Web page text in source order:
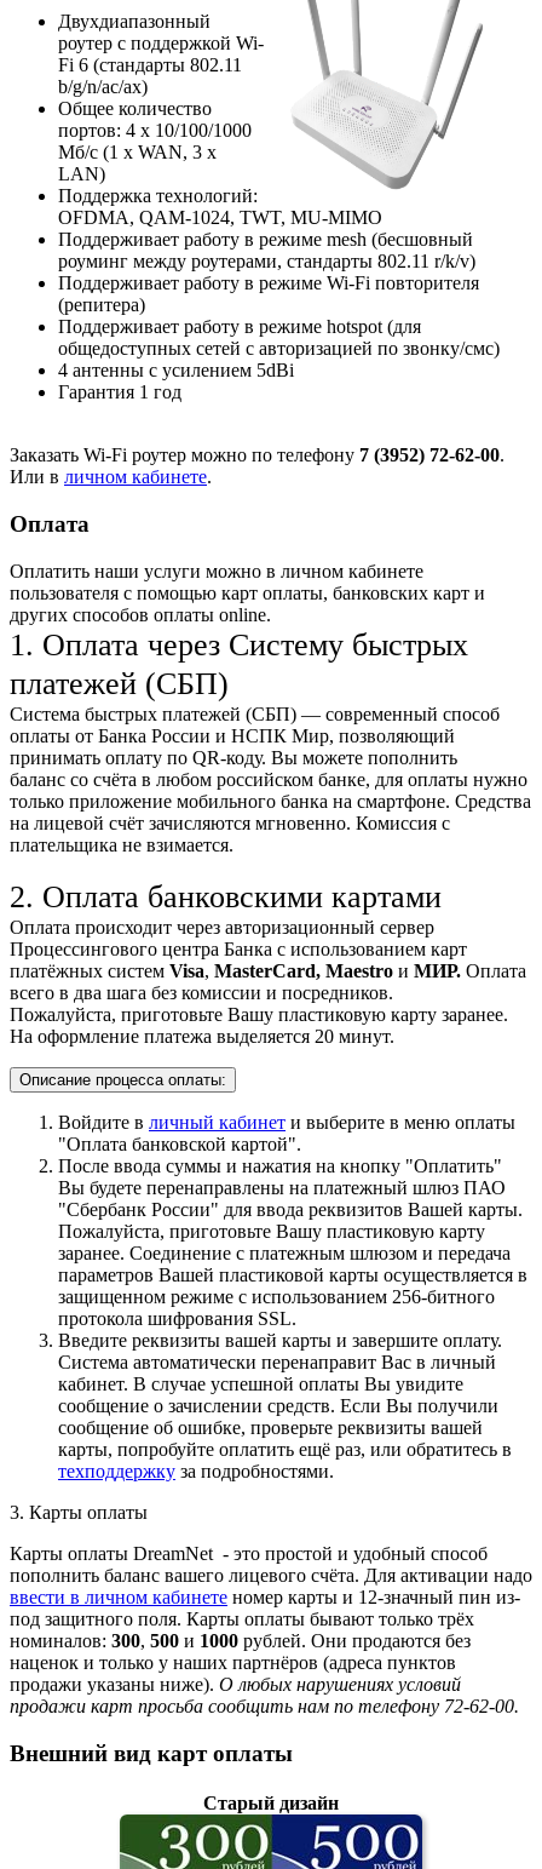
Двухдиапазонный
роутер с поддержкой Wi-
Fi 6 (стандарты 802.11
b/g/n/ac/ax)
Общее количество
портов: 4 х 10/100/1000
Мб/с (1 x WAN, 3 x
LAN)
Поддержка технологий:
OFDMA, QAM-1024, TWT, MU-MIMO
Поддерживает работу в режиме mesh (бесшовный
роуминг между роутерами, стандарты 802.11 r/k/v)
Поддерживает работу в режиме Wi-Fi повторителя
(репитера)
Поддерживает работу в режиме hotspot (для
общедоступных сетей с авторизацией по звонку/смс)
4 антенны с усилением 5dBi
Гарантия 1 год
Заказать Wi-Fi роутер можно по телефону 7 (3952) 72-62-00.
Или в личном кабинете.
Оплата
Оплатить наши услуги можно в личном кабинете
пользователя с помощью карт оплаты, банковских карт и
других способов оплаты online.
1. Оплата через Систему быстрых
платежей (СБП)
Система быстрых платежей (СБП) — современный способ
оплаты от Банка России и НСПК Мир, позволяющий
принимать оплату по QR-коду. Вы можете пополнить
баланс со счёта в любом российском банке, для оплаты нужно
только приложение мобильного банка на смартфоне. Средства
на лицевой счёт зачисляются мгновенно. Комиссия с
плательщика не взимается.
2. Оплата банковскими картами
Оплата происходит через авторизационный сервер
Процессингового центра Банка с использованием карт
платёжных систем Visa, MasterCard, Maestro и МИР. Оплата
всего в два шага без комиссии и посредников.
Пожалуйста, приготовьте Вашу пластиковую карту заранее.
На оформление платежа выделяется 20 минут.
Описание процесса оплаты:
Войдите в личный кабинет и выберите в меню оплаты
"Оплата банковской картой".
После ввода суммы и нажатия на кнопку "Оплатить"
Вы будете перенаправлены на платежный шлюз ПАО
"Сбербанк России" для ввода реквизитов Вашей карты.
Пожалуйста, приготовьте Вашу пластиковую карту
заранее. Соединение с платежным шлюзом и передача
параметров Вашей пластиковой карты осуществляется в
защищенном режиме с использованием 256-битного
протокола шифрования SSL.
Введите реквизиты вашей карты и завершите оплату.
Система автоматически перенаправит Вас в личный
кабинет. В случае успешной оплаты Вы увидите
сообщение о зачислении средств. Если Вы получили
сообщение об ошибке, проверьте реквизиты вашей
карты, попробуйте оплатить ещё раз, или обратитесь в
техподдержку за подробностями.
3. Карты оплаты
Карты оплаты DreamNet - это простой и удобный способ
пополнить баланс вашего лицевого счёта. Для активации надо
ввести в личном кабинете номер карты и 12-значный пин из-
под защитного поля. Карты оплаты бывают только трёх
номиналов: 300, 500 и 1000 рублей. Они продаются без
наценок и только у наших партнёров (адреса пунктов
продажи указаны ниже). О любых нарушениях условий
продажи карт просьба сообщить нам по телефону 72-62-00.
Внешний вид карт оплаты
Старый дизайн